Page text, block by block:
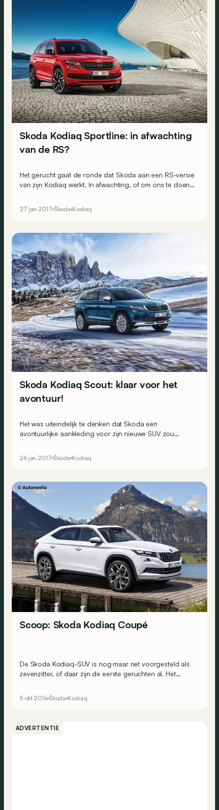
Skoda Kodiaq Sportline: in afwachting
van de RS?
Het gerucht gaat de ronde dat Skoda aan een RS-versie
van zijn Kodiaq werkt. In afwachting, of om ons te doen
die vooral esthetisch in het oog wil springen.
27 jan 2017 Škoda Kodiaq
Skoda Kodiaq Scout: klaar voor het
avontuur!
Het was uiteindelijk te denken dat Skoda een
avontuurlijke aankleding voor zijn nieuwe SUV zou
andere versies door zijn specifieke looks en extra
uitrusting.
26 jan 2017 Škoda Kodiaq
Scoop: Skoda Kodiaq Coupé
De Skoda Kodiaq-SUV is nog maar net voorgesteld als
zevenzitter, of daar zijn de eerste geruchten al. Het
uitbrengen!
5 okt 2016 Škoda Kodiaq
ADVERTENTIE